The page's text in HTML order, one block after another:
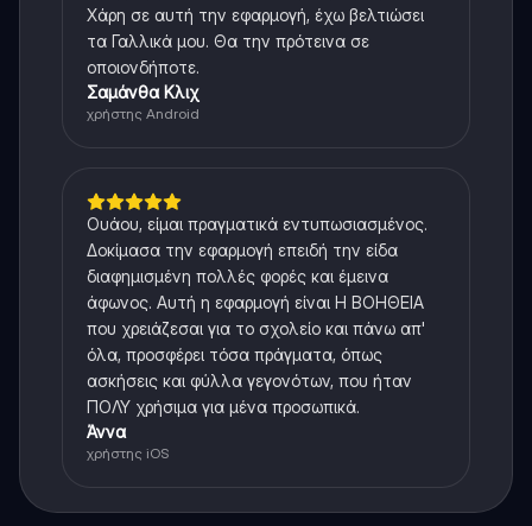
Χάρη σε αυτή την εφαρμογή, έχω βελτιώσει
τα Γαλλικά μου. Θα την πρότεινα σε
οποιονδήποτε.
Σαμάνθα Κλιχ
χρήστης Android
Ουάου, είμαι πραγματικά εντυπωσιασμένος.
Δοκίμασα την εφαρμογή επειδή την είδα
διαφημισμένη πολλές φορές και έμεινα
άφωνος. Αυτή η εφαρμογή είναι Η ΒΟΗΘΕΙΑ
που χρειάζεσαι για το σχολείο και πάνω απ'
όλα, προσφέρει τόσα πράγματα, όπως
ασκήσεις και φύλλα γεγονότων, που ήταν
ΠΟΛΥ χρήσιμα για μένα προσωπικά.
Άννα
χρήστης iOS